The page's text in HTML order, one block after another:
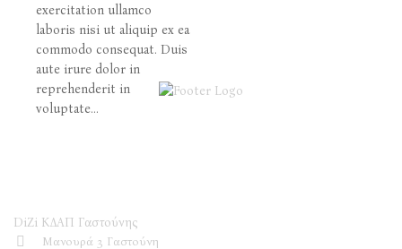
exercitation ullamco
laboris nisi ut aliquip ex ea
commodo consequat. Duis
aute irure dolor in
reprehenderit in
voluptate...
DiZi ΚΔΑΠ Γαστούνης
Μανουρά 3 Γαστούνη